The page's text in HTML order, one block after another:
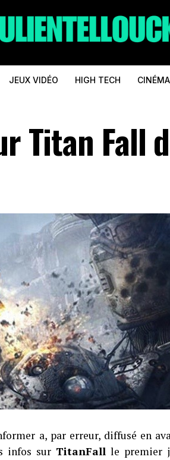
JEUX VIDÉO HIGH TECH CINÉMA
Titan Fall
a, par erreur, diffusé en
infos sur TitanFall le premier